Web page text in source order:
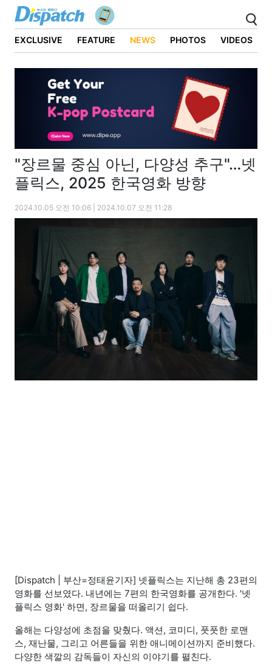
EXCLUSIVE FEATURE NEWS PHOTOS VIDEOS
"장르물 중심 아닌, 다양성 추구"…넷
플릭스, 2025 한국영화 방향
2024.10.05 오전 10:06 | 2024.10.07 오전 11:28
[Dispatch | 부산=정태윤기자] 넷플릭스는 지난해 총 23편의
영화를 선보였다. 내년에는 7편의 한국영화를 공개한다. '넷
플릭스 영화' 하면, 장르물을 떠올리기 쉽다.
올해는 다양성에 초점을 맞췄다. 액션, 코미디, 풋풋한 로맨
스, 재난물, 그리고 어른들을 위한 애니메이션까지 준비했다.
다양한 색깔의 감독들이 자신의 이야기를 펼친다.